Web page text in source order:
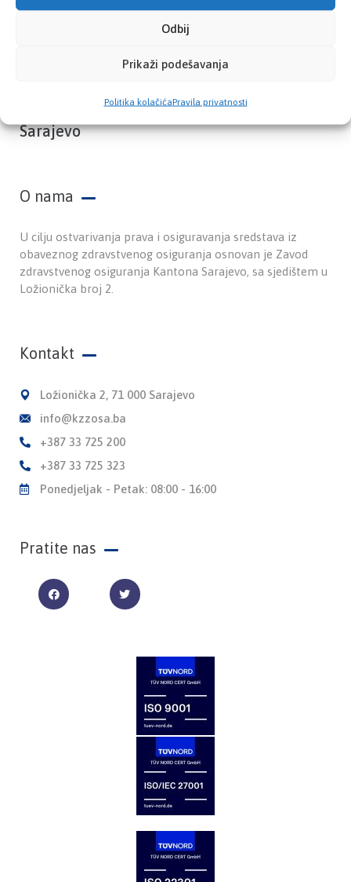
Odbij
Prikaži podešavanja
Politika kolačićaPravila privatnosti
Zavod zdravstvenog osiguranja Kantona
Sarajevo
O nama
U cilju ostvarivanja prava i osiguravanja sredstava iz
obaveznog zdravstvenog osiguranja osnovan je Zavod
zdravstvenog osiguranja Kantona Sarajevo, sa sjedištem u
Ložionička broj 2.
Kontakt
Ložionička 2, 71 000 Sarajevo
info@kzzosa.ba
+387 33 725 200
+387 33 725 323
Ponedjeljak - Petak: 08:00 - 16:00
Pratite nas